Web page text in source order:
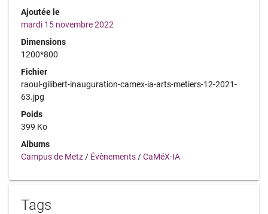
Ajoutée le
mardi 15 novembre 2022
Dimensions
1200*800
Fichier
raoul-gilibert-inauguration-camex-ia-arts-metiers-12-2021-
63.jpg
Poids
399 Ko
Albums
Campus de Metz / Évènements /CaMéX-IA
Tags